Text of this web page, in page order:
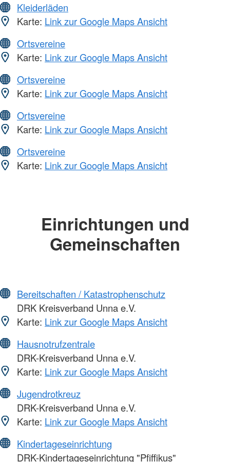
Kleiderläden
Karte: Link zur Google Maps Ansicht
Ortsvereine
Karte: Link zur Google Maps Ansicht
Ortsvereine
Karte: Link zur Google Maps Ansicht
Ortsvereine
Karte: Link zur Google Maps Ansicht
Ortsvereine
Karte: Link zur Google Maps Ansicht
Einrichtungen und
Gemeinschaften
Bereitschaften / Katastrophenschutz
DRK Kreisverband Unna e.V.
Karte: Link zur Google Maps Ansicht
Hausnotrufzentrale
DRK-Kreisverband Unna e.V.
Karte: Link zur Google Maps Ansicht
Jugendrotkreuz
DRK-Kreisverband Unna e.V.
Karte: Link zur Google Maps Ansicht
Kindertageseinrichtung
DRK-Kindertageseinrichtung "Pfiffikus"